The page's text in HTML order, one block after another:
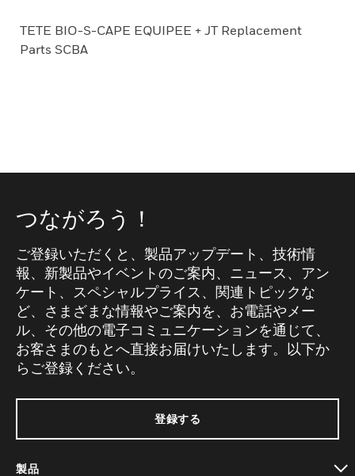
TETE BIO-S-CAPE EQUIPEE + JT Replacement
Parts SCBA
つながろう！
ご登録いただくと、製品アップデート、技術情
報、新製品やイベントのご案内、ニュース、アン
ケート、スペシャルプライス、関連トピックな
ど、さまざまな情報やご案内を、お電話やメー
ル、その他の電子コミュニケーションを通じて、
お客さまのもとへ直接お届けいたします。以下か
らご登録ください。
登録する
製品